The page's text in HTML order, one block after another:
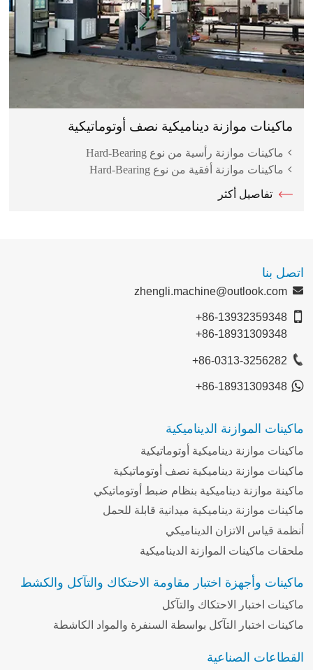
ماكينات موازنة ديناميكية نصف أوتوماتيكية
ماكينات موازنة رأسية من نوع Hard-Bearing
ماكينات موازنة أفقية من نوع Hard-Bearing
تفاصيل أكثر
اتصل بنا
zhengli.machine@outlook.com
+86-13932359348
+86-18931309348
+86-0313-3256282
+86-18931309348
ماكينات الموازنة الديناميكية
ماكينات موازنة ديناميكية أوتوماتيكية
ماكينات موازنة ديناميكية نصف أوتوماتيكية
ماكينة موازنة ديناميكية بنظام ضبط أوتوماتيكي
ماكينات موازنة ديناميكية ميدانية قابلة للحمل
أنظمة قياس الاتزان الديناميكي
ملحقات ماكينات الموازنة الديناميكية
ماكينات وأجهزة اختبار مقاومة الاحتكاك والتآكل والكشط
ماكينات اختبار الاحتكاك والتآكل
ماكينات اختبار التآكل بواسطة السنفرة والمواد الكاشطة
القطاعات الصناعية